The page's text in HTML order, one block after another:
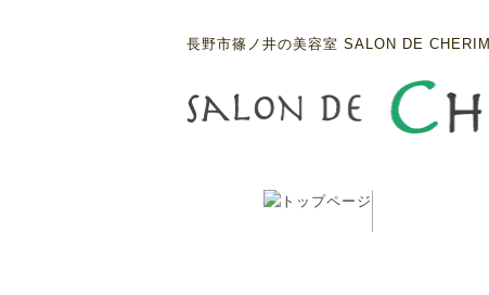
長野市篠ノ井の美容室 SALON DE CHERIM